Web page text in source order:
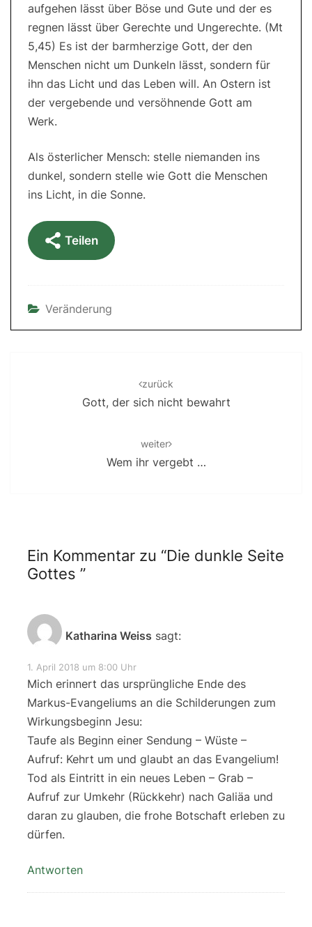
aufgehen lässt über Böse und Gute und der es
regnen lässt über Gerechte und Ungerechte. (Mt
5,45) Es ist der barmherzige Gott, der den
Menschen nicht um Dunkeln lässt, sondern für
ihn das Licht und das Leben will. An Ostern ist
der vergebende und versöhnende Gott am
Werk.
Als österlicher Mensch: stelle niemanden ins
dunkel, sondern stelle wie Gott die Menschen
ins Licht, in die Sonne.
Teilen
Veränderung
zurück
Gott, der sich nicht bewahrt
weiter
Wem ihr vergebt …
Ein Kommentar zu “Die dunkle Seite
Gottes ”
Katharina Weiss sagt:
1. April 2018 um 8:00 Uhr
Mich erinnert das ursprüngliche Ende des
Markus-Evangeliums an die Schilderungen zum
Wirkungsbeginn Jesu:
Taufe als Beginn einer Sendung – Wüste –
Aufruf: Kehrt um und glaubt an das Evangelium!
Tod als Eintritt in ein neues Leben – Grab –
Aufruf zur Umkehr (Rückkehr) nach Galiäa und
daran zu glauben, die frohe Botschaft erleben zu
dürfen.
Antworten